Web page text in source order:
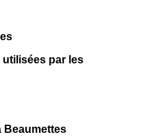
par les
Beaumettes